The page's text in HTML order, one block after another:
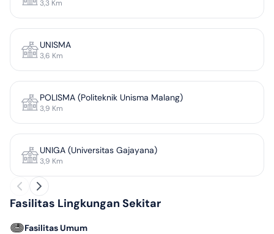
3,3 Km
UNISMA
3,6 Km
POLISMA (Politeknik Unisma Malang)
3,9 Km
UNIGA (Universitas Gajayana)
3,9 Km
Fasilitas Lingkungan Sekitar
Fasilitas Umum